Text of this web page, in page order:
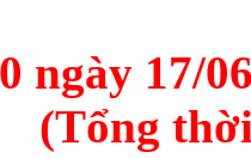
ngày 17/
(Tổng